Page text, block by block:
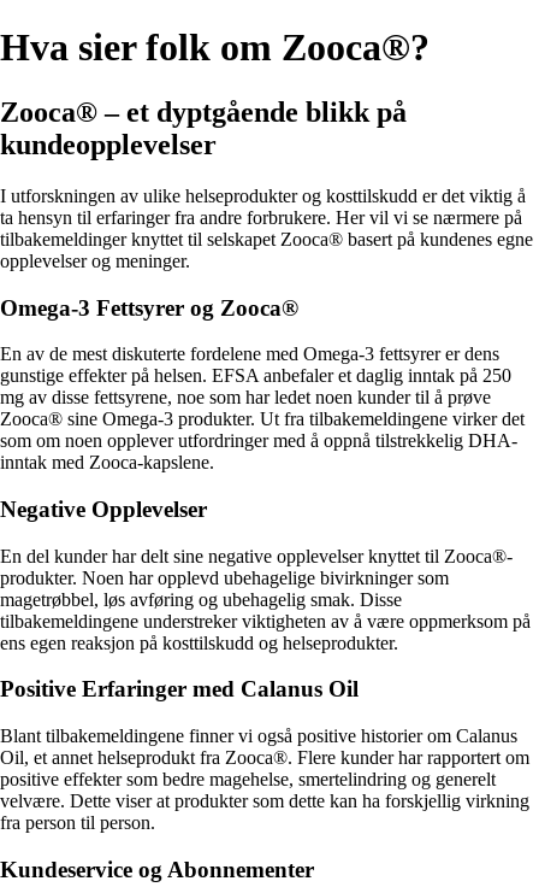
Hva sier folk om Zooca®?
Zooca® – et dyptgående blikk på
kundeopplevelser
I utforskningen av ulike helseprodukter og kosttilskudd er det viktig å
ta hensyn til erfaringer fra andre forbrukere. Her vil vi se nærmere på
tilbakemeldinger knyttet til selskapet Zooca® basert på kundenes egne
opplevelser og meninger.
Omega-3 Fettsyrer og Zooca®
En av de mest diskuterte fordelene med Omega-3 fettsyrer er dens
gunstige effekter på helsen. EFSA anbefaler et daglig inntak på 250
mg av disse fettsyrene, noe som har ledet noen kunder til å prøve
Zooca® sine Omega-3 produkter. Ut fra tilbakemeldingene virker det
som om noen opplever utfordringer med å oppnå tilstrekkelig DHA-
inntak med Zooca-kapslene.
Negative Opplevelser
En del kunder har delt sine negative opplevelser knyttet til Zooca®-
produkter. Noen har opplevd ubehagelige bivirkninger som
magetrøbbel, løs avføring og ubehagelig smak. Disse
tilbakemeldingene understreker viktigheten av å være oppmerksom på
ens egen reaksjon på kosttilskudd og helseprodukter.
Positive Erfaringer med Calanus Oil
Blant tilbakemeldingene finner vi også positive historier om Calanus
Oil, et annet helseprodukt fra Zooca®. Flere kunder har rapportert om
positive effekter som bedre magehelse, smertelindring og generelt
velvære. Dette viser at produkter som dette kan ha forskjellig virkning
fra person til person.
Kundeservice og Abonnementer